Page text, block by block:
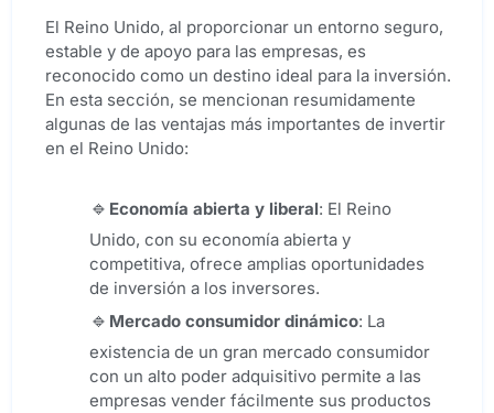
El Reino Unido, al proporcionar un entorno seguro,
estable y de apoyo para las empresas, es
reconocido como un destino ideal para la inversión.
En esta sección, se mencionan resumidamente
algunas de las ventajas más importantes de invertir
en el Reino Unido:
Economía abierta y liberal: El Reino
Unido, con su economía abierta y
competitiva, ofrece amplias oportunidades
de inversión a los inversores.
Mercado consumidor dinámico: La
existencia de un gran mercado consumidor
con un alto poder adquisitivo permite a las
empresas vender fácilmente sus productos